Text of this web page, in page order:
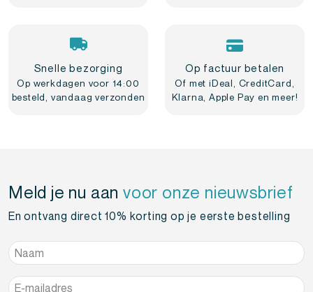
Snelle bezorging
Op werkdagen voor 14:00
besteld, vandaag verzonden
Op factuur betalen
Of met iDeal, CreditCard,
Klarna, Apple Pay en meer!
Meld je nu aanvoor onze nieuwsbrief
En ontvang direct 10% korting op je eerste bestelling
Naam*
E-